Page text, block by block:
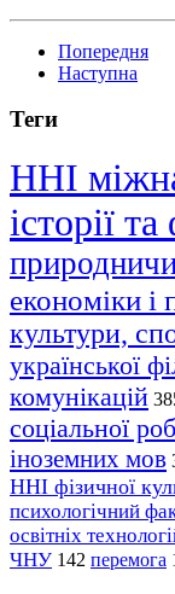
Попередня
Наступна
Теги
ННІ
історії
економіки і
культури,
української
комунікацій
соціальної
іноземних мов
ННІ фізичної
психологічний
освітніх
ЧНУ 142 перемога